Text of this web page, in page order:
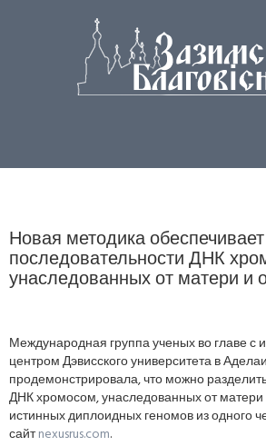
Новая методика
последовательности ДНК
унаследованных от матери и
Международная группа ученых во главе с
центром Дэвисского университета в
продемонстрировала, что можно
ДНК хромосом, унаследованных от матери
истинных диплоидных геномов из одного
сайтnexusrus.com.